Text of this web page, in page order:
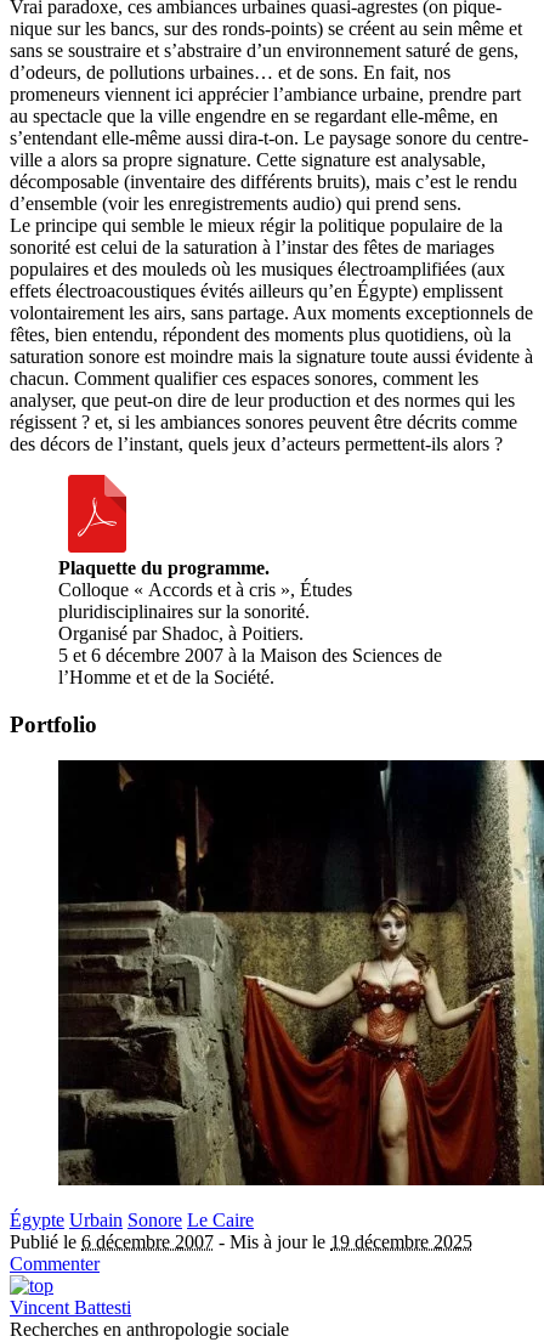
Vrai paradoxe, ces ambiances urbaines quasi-agrestes (on pique-
nique sur les bancs, sur des ronds-points) se créent au sein même et
sans se soustraire et s’abstraire d’un environnement saturé de gens,
d’odeurs, de pollutions urbaines… et de sons. En fait, nos
promeneurs viennent ici apprécier l’ambiance urbaine, prendre part
au spectacle que la ville engendre en se regardant elle-même, en
s’entendant elle-même aussi dira-t-on. Le paysage sonore du centre-
ville a alors sa propre signature. Cette signature est analysable,
décomposable (inventaire des différents bruits), mais c’est le rendu
d’ensemble (voir les enregistrements audio) qui prend sens.
Le principe qui semble le mieux régir la politique populaire de la
sonorité est celui de la saturation à l’instar des fêtes de mariages
populaires et des mouleds où les musiques électroamplifiées (aux
effets électroacoustiques évités ailleurs qu’en Égypte) emplissent
volontairement les airs, sans partage. Aux moments exceptionnels de
fêtes, bien entendu, répondent des moments plus quotidiens, où la
saturation sonore est moindre mais la signature toute aussi évidente à
chacun. Comment qualifier ces espaces sonores, comment les
analyser, que peut-on dire de leur production et des normes qui les
régissent ? et, si les ambiances sonores peuvent être décrits comme
des décors de l’instant, quels jeux d’acteurs permettent-ils alors ?
Plaquette du programme.
Colloque « Accords et à cris », Études
pluridisciplinaires sur la sonorité.
Organisé par Shadoc, à Poitiers.
5 et 6 décembre 2007 à la Maison des Sciences de
l’Homme et et de la Société.
Portfolio
Égypte Urbain Sonore Le Caire
Publié le 6 décembre 2007 - Mis à jour le 19 décembre 2025
Commenter
Vincent Battesti
Recherches en anthropologie sociale